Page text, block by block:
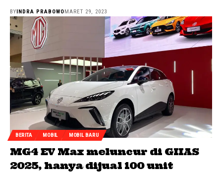
BY INDRA PRABOWO MARET 29, 2023
BERITA MOBIL MOBIL BARU
MG4 EV Max meluncur di GIIAS
2025, hanya dijual 100 unit